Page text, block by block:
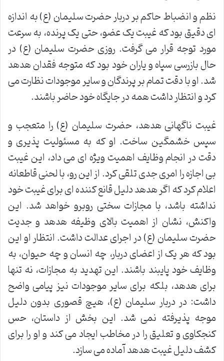
نظم و انضباط حاکم بر دربار حضرت سلیمان (ع) به اندازه
ای دقیق بود که غیبت یک عضو، حتی یک پرنده، به سرعت
مورد توجه قرار می گرفت. روزی حضرت سلیمان (ع) در
حال بازرسی سپاه و یاران خود بود که متوجه فقدان هدهد
شد. او با دقت تمام بر پرندگان و سایر موجودات نظارت می
کرد و انتظار داشت همه در جایگاه خود حاضر باشند.
غیبت ناگهانی هدهد، حضرت سلیمان (ع) را متعجب و
سپس خشمگین ساخت. او که به مسئولیت پذیری و
دقت در انجام وظایف اهمیت ویژه ای می داد، این غیبت
بی اجازه را امری جدی تلقی کرد. از این رو، با لحنی قاطعانه
اعلام کرد که اگر هدهد دلیل قانع کننده ای برای غیبت خود
نداشته باشد، با مجازات سختی روبرو خواهد شد. این
واکنش، نشان از اهمیت بالای وظیفه هدهد و جدیت
حضرت سلیمان (ع) در اجرای عدالت داشت. انتظار او این
بود که هر یک از اعضای دربار، چه انسان و چه حیوان، به
وظایف خود پایبند باشند. این تهدید به مجازات، نه تنها
برای هدهد، بلکه برای سایر موجودات نیز پیامی واضح
داشت: در دربار سلیمان (ع)، هیچ قصوری بدون دلیل
موجه پذیرفته نمی شد. این بخش از داستان، حس
کنجکاوی و تعلیق را در مخاطب ایجاد می کند و او را برای
کشف دلیل غیبت هدهد آماده می سازد.